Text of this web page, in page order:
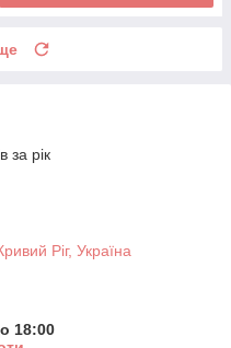
за рік
Ріг, Україна
18:00